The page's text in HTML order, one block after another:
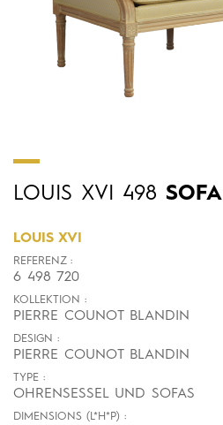
LOUIS XVI 498 SOFA
LOUIS XVI
REFERENZ :
6 498 720
KOLLEKTION :
PIERRE COUNOT BLANDIN
DESIGN :
PIERRE COUNOT BLANDIN
TYPE :
OHRENSESSEL UND SOFAS
DIMENSIONS (L*H*P) :